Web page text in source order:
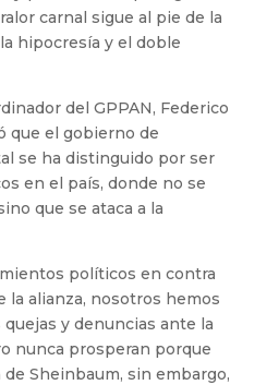
carnal sigue al pie de la
hipocresía y el doble
del GPPAN, Federico
que el gobierno de
se ha distinguido por ser
en el país, donde no se
que se ataca a la
políticos en contra
la alianza, nosotros hemos
y denuncias ante la
nunca prosperan porque
Sheinbaum, sin embargo,